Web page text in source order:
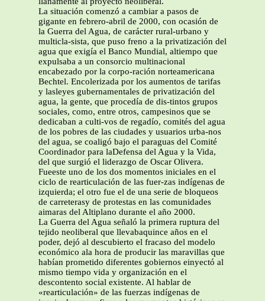
La situación comenzó a cambiar a pasos de
gigante en febrero-abril de 2000, con ocasión de
la Guerra del Agua, de carácter rural-urbano y
multicla-sista, que puso freno a la privatización del
agua que exigía el Banco Mundial, altiempo que
expulsaba a un consorcio multinacional
encabezado por la corpo-ración norteamericana
Bechtel. Encolerizada por los aumentos de tarifas
y lasleyes gubernamentales de privatización del
agua, la gente, que procedía de dis-tintos grupos
sociales, como, entre otros, campesinos que se
dedicaban a culti-vos de regadío, comités del agua
de los pobres de las ciudades y usuarios urba-nos
del agua, se coaligó bajo el paraguas del Comité
Coordinador para laDefensa del Agua y la Vida,
del que surgió el liderazgo de Oscar Olivera.
Fueeste uno de los dos momentos iniciales en el
ciclo de rearticulación de las fuer-zas indígenas de
izquierda; el otro fue el de una serie de bloqueos
de carreterasy de protestas en las comunidades
aimaras del Altiplano durante el año 2000.
La Guerra del Agua señaló la primera ruptura del
tejido neoliberal que llevabaquince años en el
poder, dejó al descubierto el fracaso del modelo
económico ala hora de producir las maravillas que
habían prometido diferentes gobiernos einyectó al
mismo tiempo vida y organización en el
descontento social existente. Al hablar de
«rearticulación» de las fuerzas indígenas de